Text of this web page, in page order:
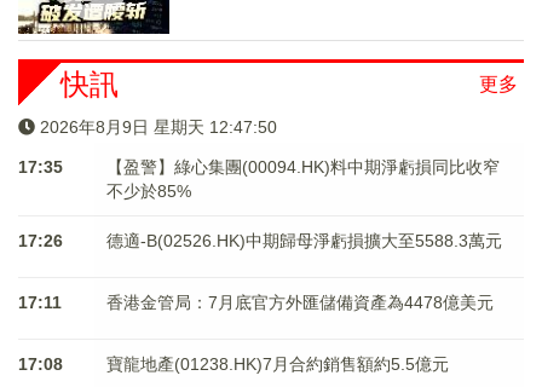
更多
快訊
2026年8月9日 星期天 12:47:50
17:35
【盈警】綠心集團(00094.HK)料中期淨虧損同比收窄
不少於85%
17:26 德適-B(02526.HK)中期歸母淨虧損擴大至5588.3萬元
17:11 香港金管局：7月底官方外匯儲備資產為4478億美元
17:08 寶龍地產(01238.HK)7月合約銷售額約5.5億元